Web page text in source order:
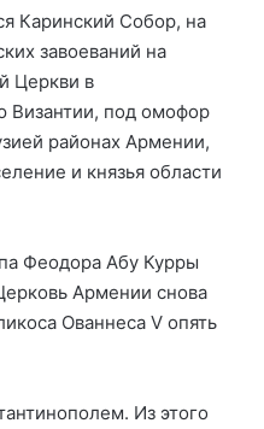
Каринский Собор, на
завоеваний на
Церкви в
Византии, под омофор
районах Армении,
и князья области
Феодора Абу Курры
Армении снова
Ованнеса V опять
Из этого